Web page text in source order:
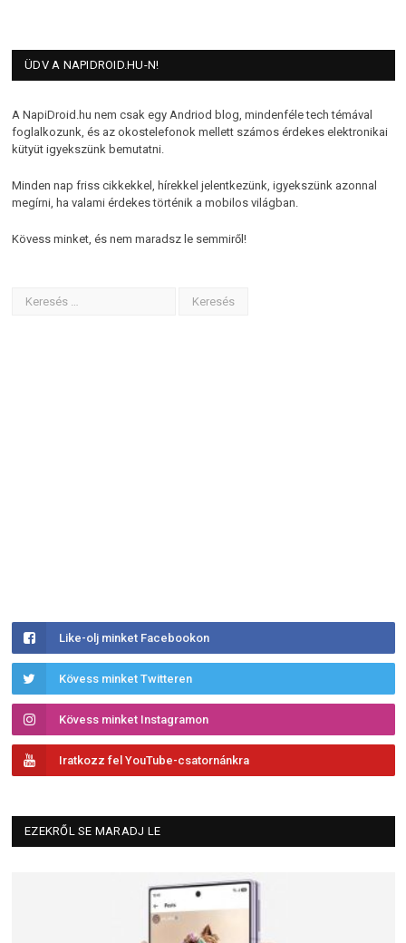
ÜDV A NAPIDROID.HU-N!
A NapiDroid.hu nem csak egy Andriod blog, mindenféle tech témával
foglalkozunk, és az okostelefonok mellett számos érdekes elektronikai
kütyüt igyekszünk bemutatni.
Minden nap friss cikkekkel, hírekkel jelentkezünk, igyekszünk azonnal
megírni, ha valami érdekes történik a mobilos világban.
Kövess minket, és nem maradsz le semmiről!
Like-olj minket Facebookon
Kövess minket Twitteren
Kövess minket Instagramon
Iratkozz fel YouTube-csatornánkra
EZEKRŐL SE MARADJ LE